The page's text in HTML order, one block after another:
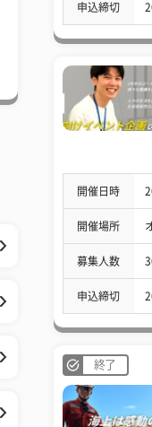
申込締切
開催日時
開催場所
募集人数
申込締切
終了